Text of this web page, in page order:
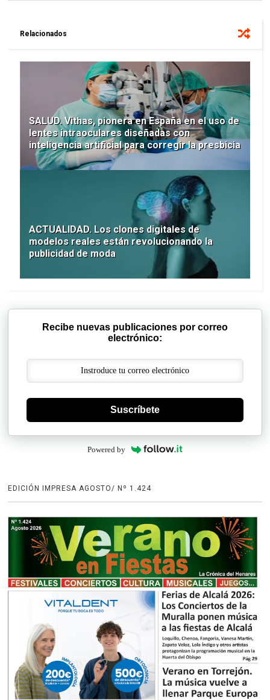
Relacionados
SALUD. Vithas, pionera en España en el uso de
lentes intraoculares diseñadas con
inteligencia artificial para corregir la presbicia
ACTUALIDAD. Los clones digitales de
modelos reales están revolucionando la
publicidad de moda
Recibe nuevas publicaciones por correo
electrónico:
Suscríbete
Powered by
EDICIÓN IMPRESA AGOSTO/ Nº 1.424